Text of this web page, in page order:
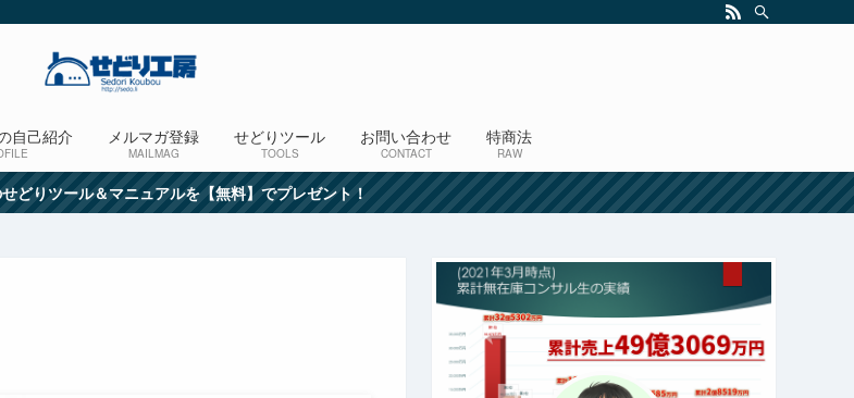
自己紹介 メルマガ登録
MAILMAG
せどりツール
TOOLS
お問い合わせ
CONTACT
特商法
RAW
どりツール＆マニュアルを【無料】でプレゼント！